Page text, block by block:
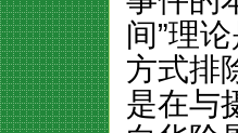
间”理
方式排
是在与